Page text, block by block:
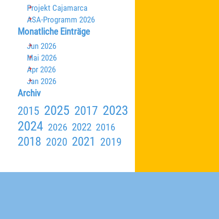
Projekt Cajamarca
ASA-Programm 2026
Block überspringen Monatliche Einträge
Monatliche Einträge
Jun 2026
Mai 2026
Apr 2026
Jan 2026
Block überspringen Archiv
Archiv
2015 2025 2017 2023
2024 2026 2022 2016
2018 2020 2021 2019